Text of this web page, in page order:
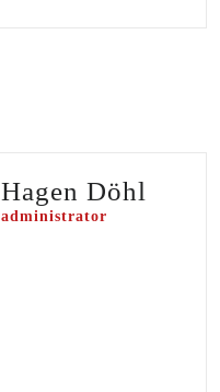
Hagen Döhl
administrator